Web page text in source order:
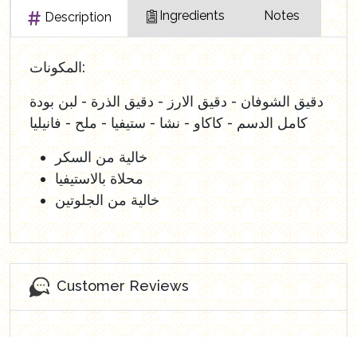
Description Ingredients Notes
المكونات:
دقيق الشوفان - دقيق الارز - دقيق الذرة - لبن بودة
كامل الدسم - كاكاو - نشا - ستيفيا - ملح - فانيليا
خالية من السكر
محلاة بالاستيفيا
خالية من الجلوتين
Customer Reviews